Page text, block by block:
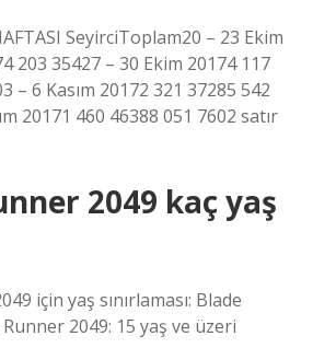
SeyirciToplam20 – 23 Ekim
203 35427 – 30 Ekim 20174 117
– 6 Kasım 20172 321 37285 542
20171 460 46388 051 7602 satır
2049 kaç yaş
için yaş sınırlaması: Blade
2049: 15 yaş ve üzeri